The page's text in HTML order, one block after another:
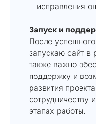
исправления
Запуск и
После
запускаю сайт в
также важно
поддержку и
развития
сотрудничеству
этапах работы.